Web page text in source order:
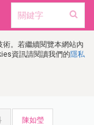
。若繼續閱覽本網站內
資訊請閱讀我們的隱私
陳如瑩